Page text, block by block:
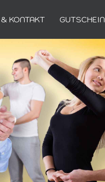
KONTAKT GUTSCHEIN